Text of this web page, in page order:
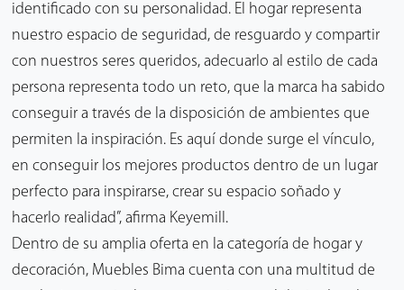
identificado con su personalidad. El hogar representa
nuestro espacio de seguridad, de resguardo y compartir
con nuestros seres queridos, adecuarlo al estilo de cada
persona representa todo un reto, que la marca ha sabido
conseguir a través de la disposición de ambientes que
permiten la inspiración. Es aquí donde surge el vínculo,
en conseguir los mejores productos dentro de un lugar
perfecto para inspirarse, crear su espacio soñado y
hacerlo realidad”, afirma Keyemill.
Dentro de su amplia oferta en la categoría de hogar y
decoración, Muebles Bima cuenta con una multitud de